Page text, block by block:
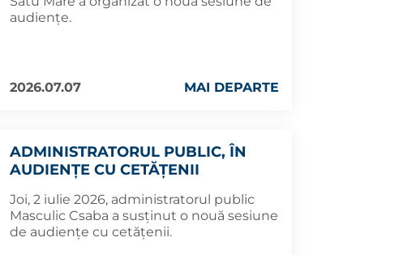
audiențe.
2026.07.07 MAI DEPARTE
ADMINISTRATORUL PUBLIC, ÎN
AUDIENȚE CU CETĂȚENII
Joi, 2 iulie 2026, administratorul public
Masculic Csaba a susținut o nouă sesiune
de audiențe cu cetățenii.